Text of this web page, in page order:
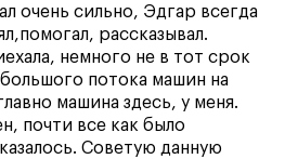
очень сильно, Эдгар всегда
рассказывал.
немного не в тот срок
потока машин на
машина здесь, у меня.
почти все как было
Советую данную